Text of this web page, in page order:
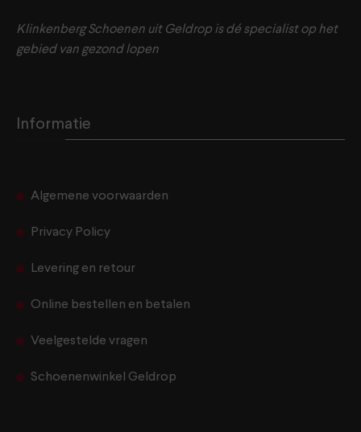
Klinkenberg Schoenen uit Geldrop is dé specialist op het
gebied van gezond lopen
Informatie
Algemene voorwaarden
Privacy Policy
Levering en retour
Online bestellen en betalen
Veelgestelde vragen
Schoenenwinkel Geldrop